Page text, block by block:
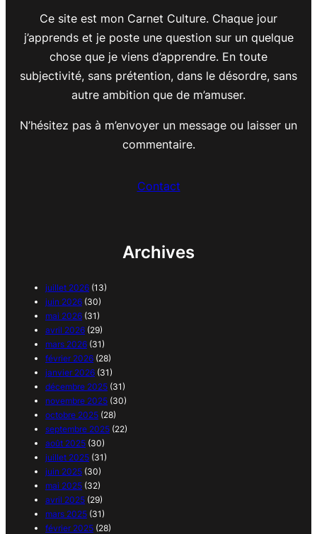
Ce site est mon Carnet Culture. Chaque jour
j’apprends et je poste une question sur un quelque
chose que je viens d’apprendre. En toute
subjectivité, sans prétention, dans le désordre, sans
autre ambition que de m’amuser.
N’hésitez pas à m’envoyer un message ou laisser un
commentaire.
Contact
Archives
juillet 2026 (13)
juin 2026 (30)
mai 2026 (31)
avril 2026 (29)
mars 2026 (31)
février 2026 (28)
janvier 2026 (31)
décembre 2025 (31)
novembre 2025 (30)
octobre 2025 (28)
septembre 2025 (22)
août 2025 (30)
juillet 2025 (31)
juin 2025 (30)
mai 2025 (32)
avril 2025 (29)
mars 2025 (31)
février 2025 (28)